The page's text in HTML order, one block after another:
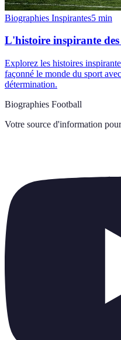
Biographies Inspirantes5 min
L'histoire inspirante
Explorez les histoires
façonné le monde du sport
détermination.
Biographies Football
Votre source d'information